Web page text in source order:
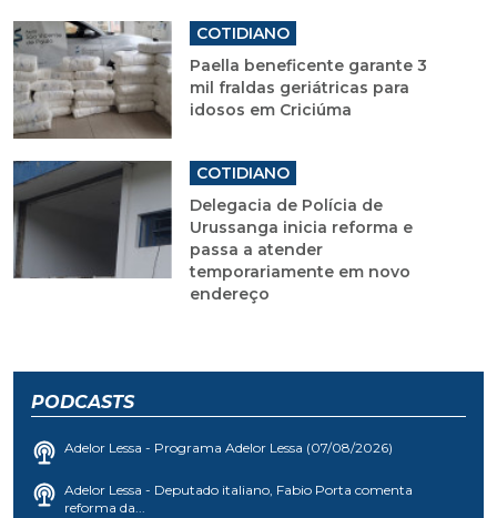
COTIDIANO
Paella beneficente garante 3
mil fraldas geriátricas para
idosos em Criciúma
COTIDIANO
Delegacia de Polícia de
Urussanga inicia reforma e
passa a atender
temporariamente em novo
endereço
PODCASTS
Adelor Lessa - Programa Adelor Lessa (07/08/2026)
Adelor Lessa - Deputado italiano, Fabio Porta comenta
reforma da...